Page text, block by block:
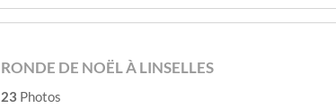
RONDE DE NOËL À LINSELLES
23 Photos